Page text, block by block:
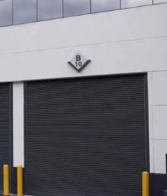
de Enrolar Automática
Automatizadores
Acessórios Para Portas de
eletrostática
Contato